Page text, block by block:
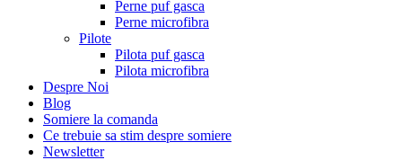
Perne puf gasca
Perne microfibra
Pilote
Pilota puf gasca
Pilota microfibra
Despre Noi
Blog
Somiere la comanda
Ce trebuie sa stim despre somiere
Newsletter